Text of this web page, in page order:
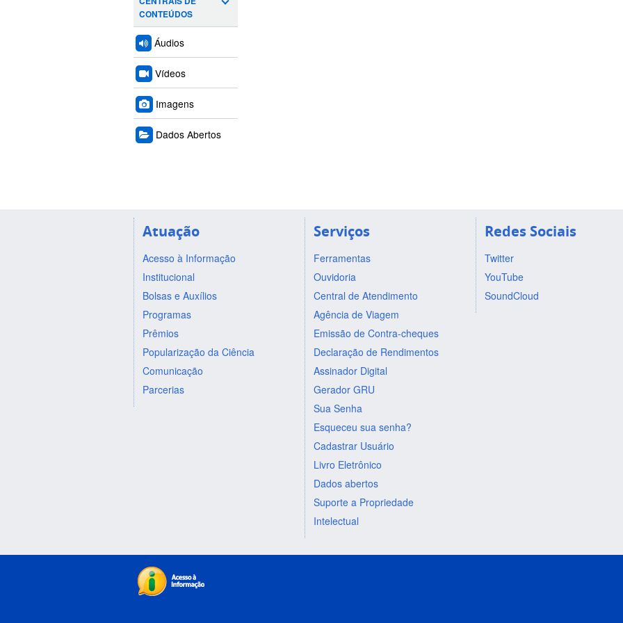
CONTEÚDOS
Áudios
Vídeos
Imagens
Dados Abertos
Atuação
Acesso à Informação
Institucional
Bolsas e Auxílios
Programas
Prêmios
Popularização da Ciência
Comunicação
Parcerias
Serviços
Ferramentas
Ouvidoria
Central de Atendimento
Agência de Viagem
Emissão de Contra-cheques
Declaração de Rendimentos
Assinador Digital
Gerador GRU
Sua Senha
Esqueceu sua senha?
Cadastrar Usuário
Livro Eletrônico
Dados abertos
Suporte a Propriedade
Intelectual
Redes Sociais
Twitter
YouTube
SoundCloud